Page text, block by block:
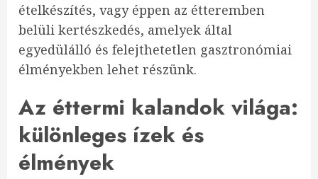
ételkészítés, vagy éppen az étteremben
belüli kertészkedés, amelyek által
egyedülálló és felejthetetlen gasztronómiai
élményekben lehet részünk.
Az éttermi kalandok világa:
különleges ízek és
élmények